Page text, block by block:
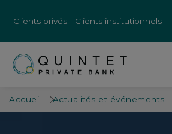
Clients privés Clients institutionnels
Accueil Actualités et événements